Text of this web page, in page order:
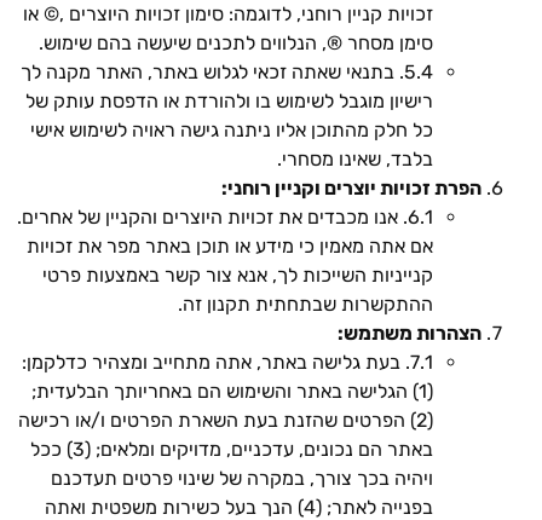
זכויות קניין רוחני, לדוגמה: סימון זכויות היוצרים ,© או
סימן מסחר ®, הנלווים לתכנים שיעשה בהם שימוש.
5.4. בתנאי שאתה זכאי לגלוש באתר, האתר מקנה לך
רישיון מוגבל לשימוש בו ולהורדת או הדפסת עותק של
כל חלק מהתוכן אליו ניתנה גישה ראויה לשימוש אישי
בלבד, שאינו מסחרי.
הפרת זכויות יוצרים וקניין רוחני:
6.1. אנו מכבדים את זכויות היוצרים והקניין של אחרים.
אם אתה מאמין כי מידע או תוכן באתר מפר את זכויות
קנייניות השייכות לך, אנא צור קשר באמצעות פרטי
ההתקשרות שבתחתית תקנון זה.
הצהרות משתמש:
7.1. בעת גלישה באתר, אתה מתחייב ומצהיר כדלקמן:
(1) הגלישה באתר והשימוש הם באחריותך הבלעדית;
(2) הפרטים שהזנת בעת השארת הפרטים ו/או רכישה
באתר הם נכונים, עדכניים, מדויקים ומלאים; (3) ככל
ויהיה בכך צורך, במקרה של שינוי פרטים תעדכנם
בפנייה לאתר; (4) הנך בעל כשירות משפטית ואתה